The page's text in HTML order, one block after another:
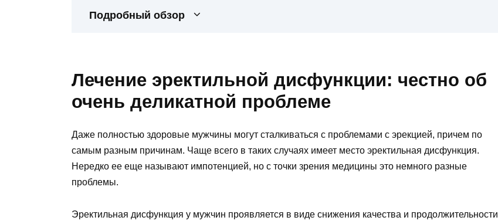
Подробный обзор
Лечение эректильной дисфункции: честно об
очень деликатной проблеме
Даже полностью здоровые мужчины могут сталкиваться с проблемами с эрекцией, причем по
самым разным причинам. Чаще всего в таких случаях имеет место эректильная дисфункция.
Нередко ее еще называют импотенцией, но с точки зрения медицины это немного разные
проблемы.
Эректильная дисфункция у мужчин проявляется в виде снижения качества и продолжительности